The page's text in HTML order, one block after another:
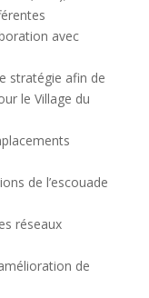
avec
stratégie afin de
le Village du
de l’escouade
réseaux
de